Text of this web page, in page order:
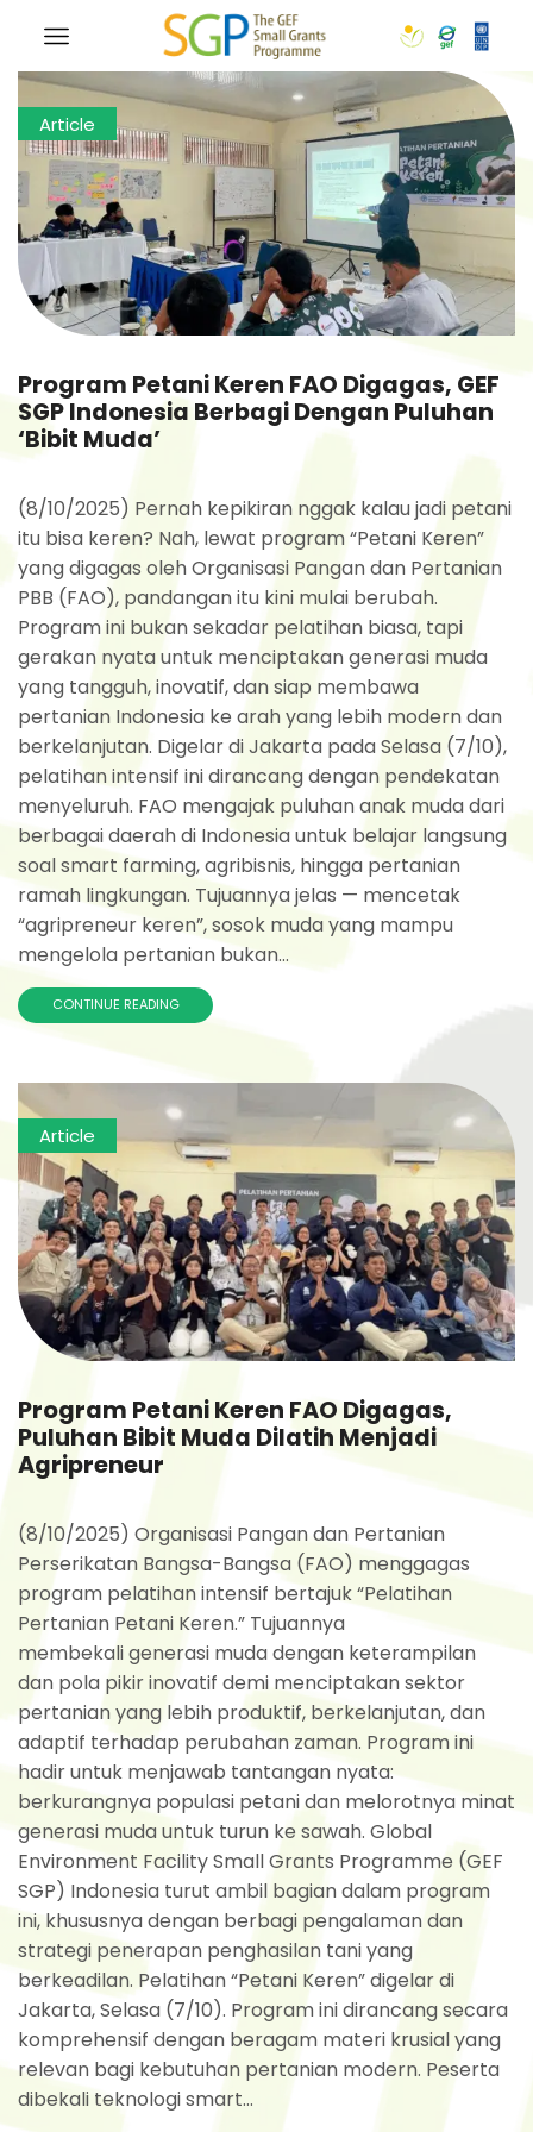
Article
Program Petani Keren FAO Digagas, GEF
SGP Indonesia Berbagi Dengan Puluhan
‘Bibit Muda’
(8/10/2025) Pernah kepikiran nggak kalau jadi petani
itu bisa keren? Nah, lewat program “Petani Keren”
yang digagas oleh Organisasi Pangan dan Pertanian
PBB (FAO), pandangan itu kini mulai berubah.
Program ini bukan sekadar pelatihan biasa, tapi
gerakan nyata untuk menciptakan generasi muda
yang tangguh, inovatif, dan siap membawa
pertanian Indonesia ke arah yang lebih modern dan
berkelanjutan. Digelar di Jakarta pada Selasa (7/10),
pelatihan intensif ini dirancang dengan pendekatan
menyeluruh. FAO mengajak puluhan anak muda dari
berbagai daerah di Indonesia untuk belajar langsung
soal smart farming, agribisnis, hingga pertanian
ramah lingkungan. Tujuannya jelas — mencetak
“agripreneur keren”, sosok muda yang mampu
mengelola pertanian bukan...
CONTINUE READING
Article
Program Petani Keren FAO Digagas,
Puluhan Bibit Muda Dilatih Menjadi
Agripreneur
(8/10/2025) Organisasi Pangan dan Pertanian
Perserikatan Bangsa-Bangsa (FAO) menggagas
program pelatihan intensif bertajuk “Pelatihan
Pertanian Petani Keren.” Tujuannya
membekali generasi muda dengan keterampilan
dan pola pikir inovatif demi menciptakan sektor
pertanian yang lebih produktif, berkelanjutan, dan
adaptif terhadap perubahan zaman. Program ini
hadir untuk menjawab tantangan nyata:
berkurangnya populasi petani dan melorotnya minat
generasi muda untuk turun ke sawah. Global
Environment Facility Small Grants Programme (GEF
SGP) Indonesia turut ambil bagian dalam program
ini, khususnya dengan berbagi pengalaman dan
strategi penerapan penghasilan tani yang
berkeadilan. Pelatihan “Petani Keren” digelar di
Jakarta, Selasa (7/10). Program ini dirancang secara
komprehensif dengan beragam materi krusial yang
relevan bagi kebutuhan pertanian modern. Peserta
dibekali teknologi smart...